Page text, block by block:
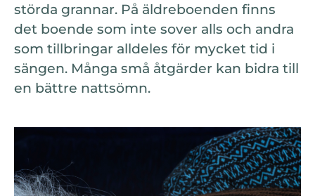
störda grannar. På äldreboenden finns
det boende som inte sover alls och andra
som tillbringar alldeles för mycket tid i
sängen. Många små åtgärder kan bidra till
en bättre nattsömn.